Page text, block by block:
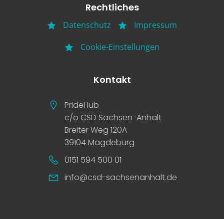
Kontakt
PrideHub
c/o CSD Sachsen-Anhalt
Breiter Weg 120A
39104 Magdeburg
0151 594 500 01
info@csd-sachsenanhalt.de
Rechtliches
Datenschutz
Impressum
Cookie-Einstellungen